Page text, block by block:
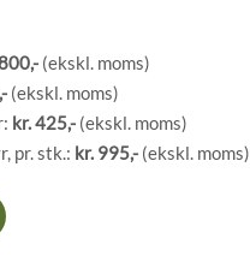
00,- (ekskl. moms)
(ekskl. moms)
kr. 425,- ​ (ekskl. moms)
pr. stk.: kr. 995,- (ekskl. moms)